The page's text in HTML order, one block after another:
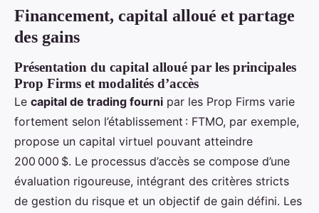
Financement, capital alloué et partage
des gains
Présentation du capital alloué par les principales
Prop Firms et modalités d’accès
Le capital de trading fourni par les Prop Firms varie
fortement selon l’établissement : FTMO, par exemple,
propose un capital virtuel pouvant atteindre
200 000 $. Le processus d’accès se compose d’une
évaluation rigoureuse, intégrant des critères stricts
de gestion du risque et un objectif de gain défini. Les